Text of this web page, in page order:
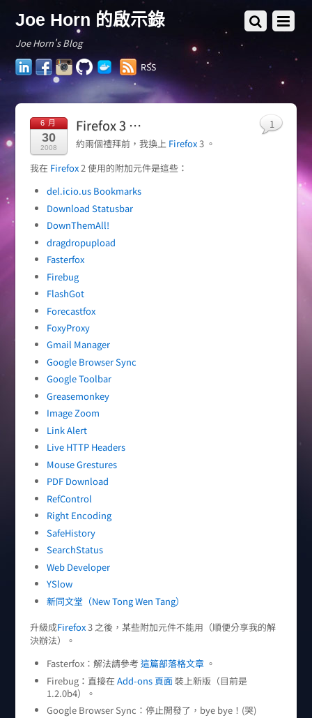
Joe Horn 的啟示錄
Joe Horn's Blog
LinkedInFacebookInstagram
GitHubDocker
Hub
RSS
6 月
30
2008
Firefox 3 …
約兩個禮拜前，我換上 Firefox3 。
我在 Firefox2 使用的附加元件是這些：
del.icio.us Bookmarks
Download Statusbar
DownThemAll!
dragdropupload
Fasterfox
Firebug
FlashGot
Forecastfox
FoxyProxy
Gmail Manager
Google Browser Sync
Google Toolbar
Greasemonkey
Image Zoom
Link Alert
Live HTTP Headers
Mouse Grestures
PDF Download
RefControl
Right Encoding
SafeHistory
SearchStatus
Web Developer
YSlow
新同文堂（New Tong Wen Tang）
升級成Firefox3 之後，某些附加元件不能用（順便分享我的解
決辦法）。
Fasterfox：解法請參考 這篇部落格文章。
Firebug：直接在 Add-ons 頁面裝上新版（目前是
1.2.0b4）。
Google Browser Sync：停止開發了，bye bye！(哭)
1